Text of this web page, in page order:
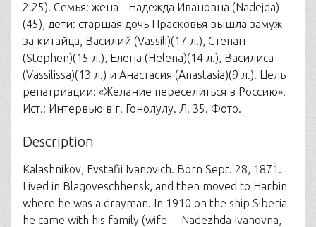
2.25). Семья: жена - Надежда Ивановна (Nadejda)
(45), дети: старшая дочь Прасковья вышла замуж
за китайца, Василий (Vassili)(17 л.), Степан
(Stephen)(15 л.), Елена (Helena)(14 л.), Василиса
(Vassilissa)(13 л.) и Анастасия (Anastasia)(9 л.). Цель
репатриации: «Желание переселиться в Россию».
Ист.: Интервью в г. Гонолулу. Л. 35. Фото.
Description
Kalashnikov, Evstafii Ivanovich. Born Sept. 28, 1871.
Lived in Blagoveschhensk, and then moved to Harbin
where he was a drayman. In 1910 on the ship Siberia
he came with his family (wife -- Nadezhda Ivanovna,